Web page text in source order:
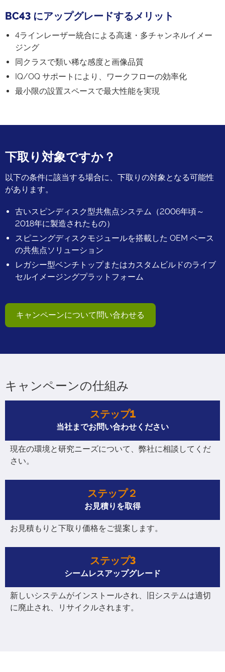
BC43 にアップグレードするメリット
4ラインレーザー統合による高速・多チャンネルイメー
ジング
同クラスで類い稀な感度と画像品質
IQ/OQ サポートにより、ワークフローの効率化
最小限の設置スペースで最大性能を実現
下取り対象ですか？
以下の条件に該当する場合に、下取りの対象となる可能性
があります。
古いスピンディスク型共焦点システム（2006年頃～
2018年に製造されたもの）
スピニングディスクモジュールを搭載した OEM ベース
の共焦点ソリューション
レガシー型ベンチトップまたはカスタムビルドのライブ
セルイメージングプラットフォーム
キャンペーンについて問い合わせる
キャンペーンの仕組み
ステップ1
当社までお問い合わせください
現在の環境と研究ニーズについて、弊社に相談してくだ
さい。
ステップ２
お見積りを取得
お見積もりと下取り価格をご提案します。
ステップ3
シームレスアップグレード
新しいシステムがインストールされ、旧システムは適切
に廃止され、リサイクルされます。